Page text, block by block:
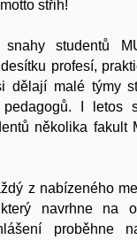
střih!
snahy studentů
profesí,
dělají malé týmy
pedagogů. I letos
několika fakult
z nabízeného
navrhne na
proběhne